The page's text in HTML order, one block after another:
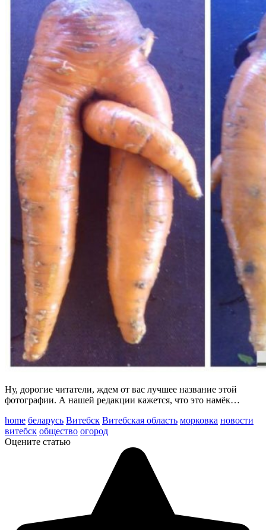
Ну, дорогие читатели, ждем от вас лучшее название этой
фотографии. А нашей редакции кажется, что это намёк…
home беларусь Витебск Витебская область морковка новости
витебск общество огород
Оцените статью